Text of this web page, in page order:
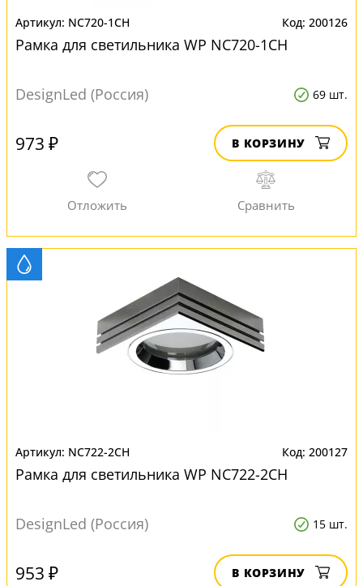
NC720-1CH 200126
Рамка для светильника WP NC720-1CH
DesignLed (Россия) 69 шт.
973 ₽ В КОРЗИНУ
NC722-2CH 200127
Рамка для светильника WP NC722-2CH
DesignLed (Россия) 15 шт.
953 ₽ В КОРЗИНУ